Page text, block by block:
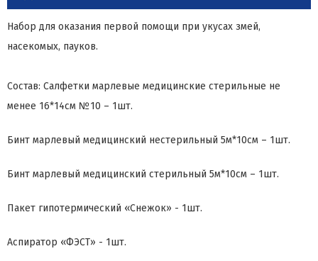
Набор для оказания первой помощи при укусах змей,
насекомых, пауков.
Состав: Салфетки марлевые медицинские стерильные не
менее 16*14см №10 – 1шт.
Бинт марлевый медицинский нестерильный 5м*10см – 1шт.
Бинт марлевый медицинский стерильный 5м*10см – 1шт.
Пакет гипотермический «Снежок» - 1шт.
Аспиратор «ФЭСТ» - 1шт.